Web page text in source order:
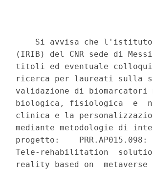
Si avvisa che
(IRIB) del CNR sede di
titoli ed eventuale
ricerca per laureati sulla
validazione di biomarcatori
biologica, fisiologica  e
clinica e la
mediante metodologie di
progetto:    PRR.AP015.098:
Tele-rehabilitation
reality based on  metaverse